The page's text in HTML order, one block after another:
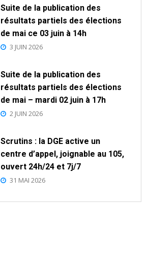
Suite de la publication des
résultats partiels des élections
de mai ce 03 juin à 14h
3 JUIN 2026
Suite de la publication des
résultats partiels des élections
de mai – mardi 02 juin à 17h
2 JUIN 2026
Scrutins : la DGE active un
centre d’appel, joignable au 105,
ouvert 24h/24 et 7j/7
31 MAI 2026